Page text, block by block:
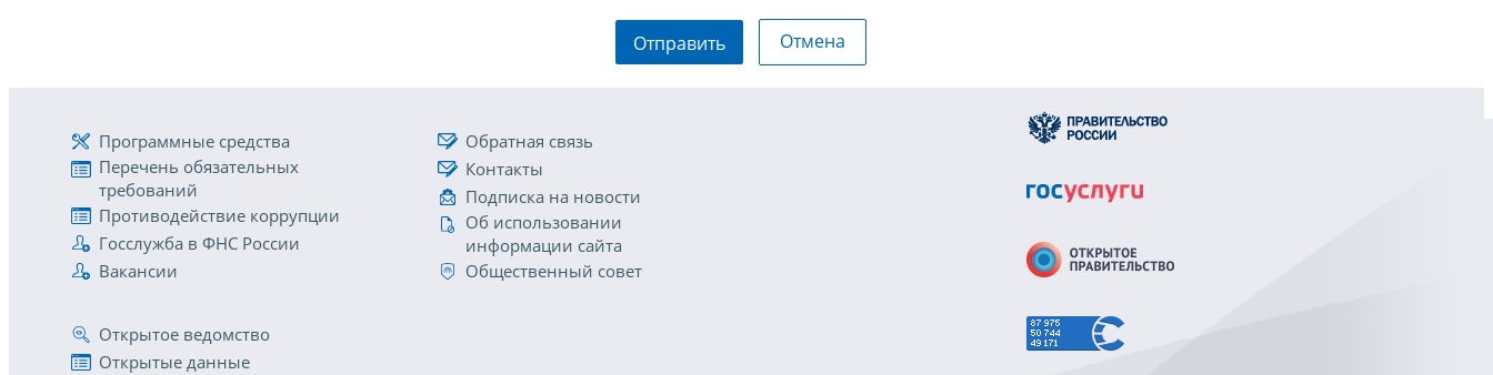
Отправить Отмена
Программные средства
Перечень обязательных
требований
Противодействие коррупции
Госслужба в ФНС России
Вакансии
Обратная связь
Контакты
Подписка на новости
Об использовании
информации сайта
Общественный совет
Открытое ведомство
Открытые данные